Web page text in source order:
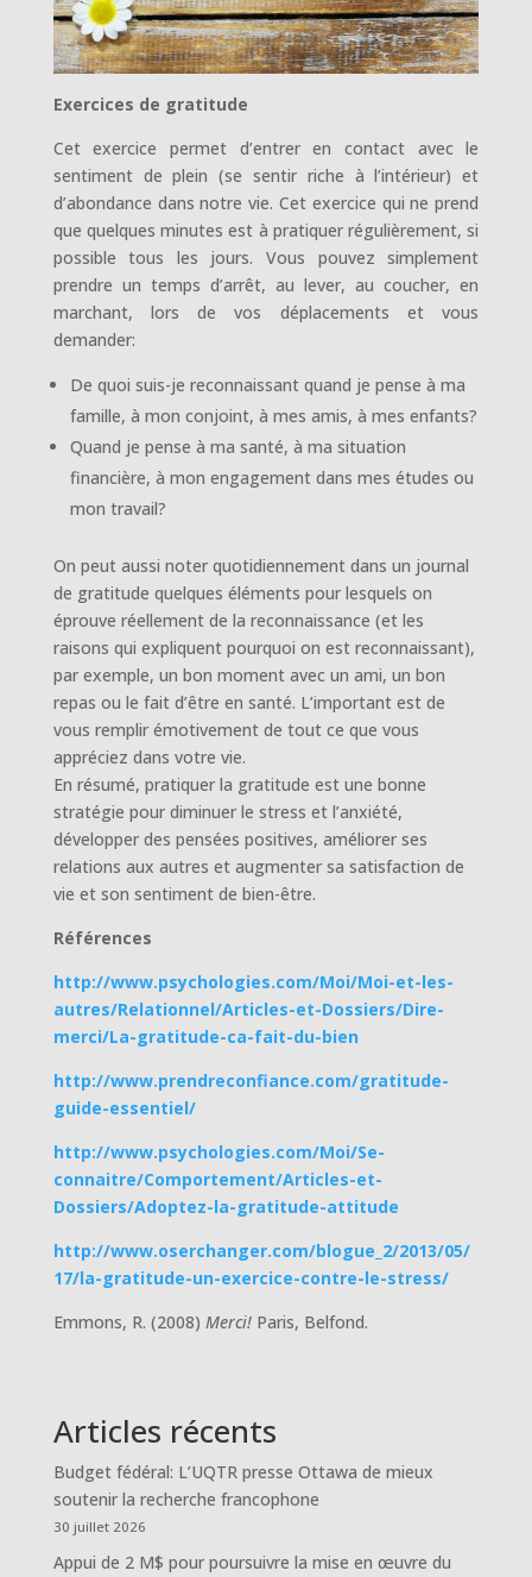
Exercices de gratitude
Cet exercice permet d’entrer en contact avec le
sentiment de plein (se sentir riche à l’intérieur) et
d’abondance dans notre vie. Cet exercice qui ne prend
que quelques minutes est à pratiquer régulièrement, si
possible tous les jours. Vous pouvez simplement
prendre un temps d’arrêt, au lever, au coucher, en
marchant, lors de vos déplacements et vous
demander:
De quoi suis-je reconnaissant quand je pense à ma
famille, à mon conjoint, à mes amis, à mes enfants?
Quand je pense à ma santé, à ma situation
financière, à mon engagement dans mes études ou
mon travail?
On peut aussi noter quotidiennement dans un journal
de gratitude quelques éléments pour lesquels on
éprouve réellement de la reconnaissance (et les
raisons qui expliquent pourquoi on est reconnaissant),
par exemple, un bon moment avec un ami, un bon
repas ou le fait d’être en santé. L’important est de
vous remplir émotivement de tout ce que vous
appréciez dans votre vie.
En résumé, pratiquer la gratitude est une bonne
stratégie pour diminuer le stress et l’anxiété,
développer des pensées positives, améliorer ses
relations aux autres et augmenter sa satisfaction de
vie et son sentiment de bien-être.
Références
http://www.psychologies.com/Moi/Moi-et-les-
autres/Relationnel/Articles-et-Dossiers/Dire-
merci/La-gratitude-ca-fait-du-bien
http://www.prendreconfiance.com/gratitude-
guide-essentiel/
http://www.psychologies.com/Moi/Se-
connaitre/Comportement/Articles-et-
Dossiers/Adoptez-la-gratitude-attitude
http://www.oserchanger.com/blogue_2/2013/05/
17/la-gratitude-un-exercice-contre-le-stress/
Emmons, R. (2008) Merci!Paris, Belfond.
Articles récents
Budget fédéral: L’UQTR presse Ottawa de mieux
soutenir la recherche francophone
30 juillet 2026
Appui de 2 M$ pour poursuivre la mise en œuvre du